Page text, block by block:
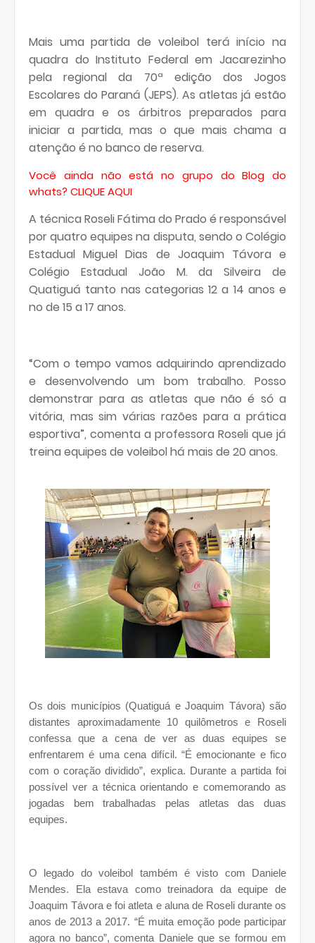
Mais uma partida de voleibol terá início na
quadra do Instituto Federal em Jacarezinho
pela regional da 70ª edição dos Jogos
Escolares do Paraná (JEPS). As atletas já estão
em quadra e os árbitros preparados para
iniciar a partida, mas o que mais chama a
atenção é no banco de reserva.
Você ainda não está no grupo do Blog do
whats? CLIQUE AQUI
A técnica Roseli Fátima do Prado é responsável
por quatro equipes na disputa, sendo o Colégio
Estadual Miguel Dias de Joaquim Távora e
Colégio Estadual João M. da Silveira de
Quatiguá tanto nas categorias 12 a 14 anos e
no de 15 a 17 anos.
“Com o tempo vamos adquirindo aprendizado
e desenvolvendo um bom trabalho. Posso
demonstrar para as atletas que não é só a
vitória, mas sim várias razões para a prática
esportiva”, comenta a professora Roseli que já
treina equipes de voleibol há mais de 20 anos.
Os dois municípios (Quatiguá e Joaquim Távora) são
distantes aproximadamente 10 quilômetros e Roseli
confessa que a cena de ver as duas equipes se
enfrentarem é uma cena difícil. “É emocionante e fico
com o coração dividido”, explica. Durante a partida foi
possível ver a técnica orientando e comemorando as
jogadas bem trabalhadas pelas atletas das duas
equipes.
O legado do voleibol também é visto com Daniele
Mendes. Ela estava como treinadora da equipe de
Joaquim Távora e foi atleta e aluna de Roseli durante os
anos de 2013 a 2017. “É muita emoção pode participar
agora no banco”, comenta Daniele que se formou em